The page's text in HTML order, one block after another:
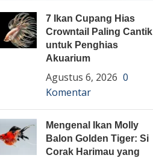
7 Ikan Cupang Hias
Crowntail Paling Cantik
untuk Penghias
Akuarium
Agustus 6, 2026 0
Komentar
Mengenal Ikan Molly
Balon Golden Tiger: Si
Corak Harimau yang